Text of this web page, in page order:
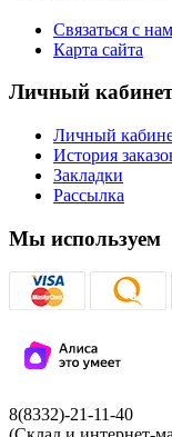
Связаться с
Карта сайта
Личный кабинет
Личный
История
Закладки
Рассылка
Мы используем
8(8332)-21-11-40